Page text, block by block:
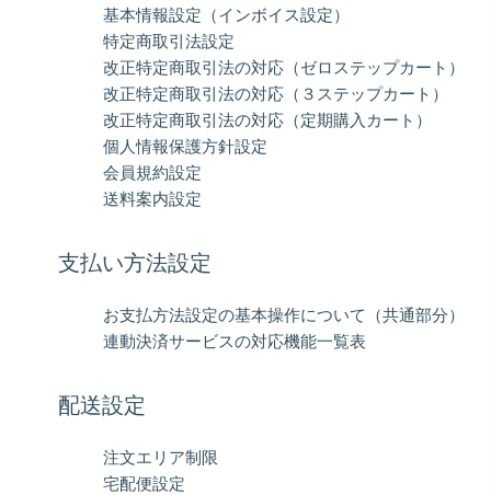
基本情報設定（インボイス設定）
特定商取引法設定
改正特定商取引法の対応（ゼロステップカート）
改正特定商取引法の対応（３ステップカート）
改正特定商取引法の対応（定期購入カート）
個人情報保護方針設定
会員規約設定
送料案内設定
支払い方法設定
お支払方法設定の基本操作について（共通部分）
連動決済サービスの対応機能一覧表
配送設定
注文エリア制限
宅配便設定